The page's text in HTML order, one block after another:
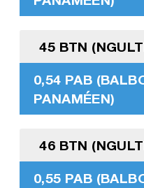
45 BTN
0,54 PAB
PANAMÉEN)
46 BTN
0,55 PAB